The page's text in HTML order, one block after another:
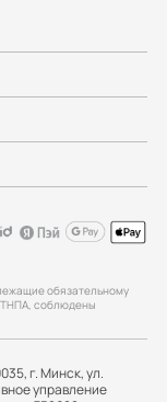
обязательному
ТНПА, соблюдены
г. Минск, ул.
управление